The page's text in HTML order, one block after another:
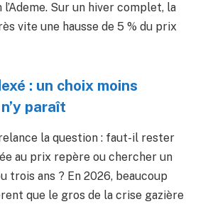
l’Ademe. Sur un hiver complet, la
vite une hausse de 5 % du prix
: un choix moins
paraît
la question : faut-il rester
au prix repère ou chercher un
trois ans ? En 2026, beaucoup
que le gros de la crise gazière